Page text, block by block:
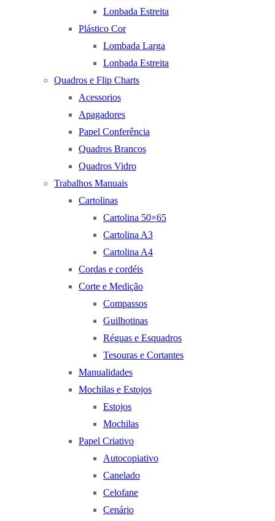
Lonbada Estreita
Plástico Cor
Lombada Larga
Lonbada Estreita
Quadros e Flip Charts
Acessorios
Apagadores
Papel Conferência
Quadros Brancos
Quadros Vidro
Trabalhos Manuais
Cartolinas
Cartolina 50×65
Cartolina A3
Cartolina A4
Cordas e cordéis
Corte e Medição
Compassos
Guilhotinas
Réguas e Esquadros
Tesouras e Cortantes
Manualidades
Mochilas e Estojos
Estojos
Mochilas
Papel Criativo
Autocopiativo
Canelado
Celofane
Cenário